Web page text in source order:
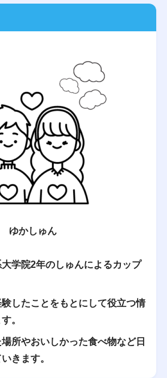
ゆかしゅん
学院2年のしゅんによるカップ
したことをもとにして役立つ情
。
所やおいしかった食べ物など日
きます。